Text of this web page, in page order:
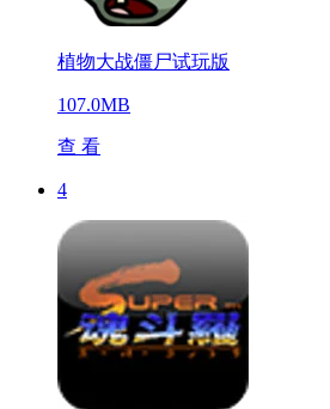
植物大战僵尸试玩版
107.0MB
查 看
4